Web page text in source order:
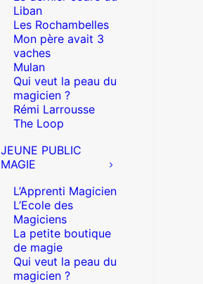
Liban
Les Rochambelles
Mon père avait 3
vaches
Mulan
Qui veut la peau du
magicien ?
Rémi Larrousse
The Loop
JEUNE PUBLIC
MAGIE
L’Apprenti Magicien
L’Ecole des
Magiciens
La petite boutique
de magie
Qui veut la peau du
magicien ?